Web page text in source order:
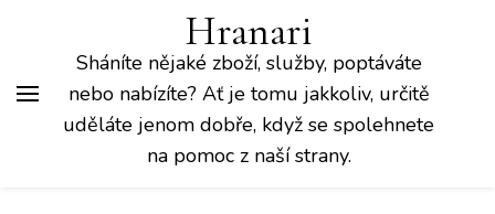
Hranari
Sháníte nějaké zboží, služby, poptáváte
nebo nabízíte? Ať je tomu jakkoliv, určitě
uděláte jenom dobře, když se spolehnete
na pomoc z naší strany.